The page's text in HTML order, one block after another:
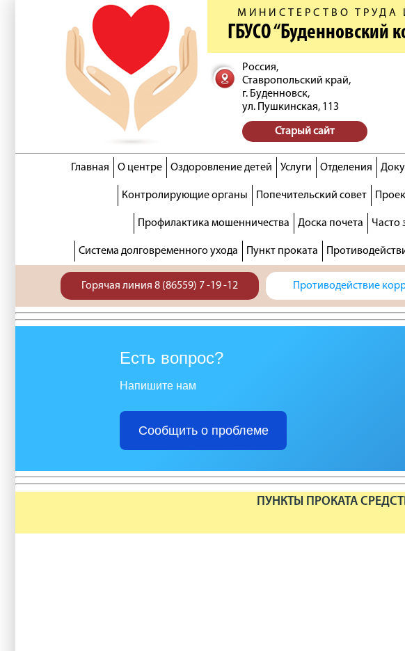
МИНИСТЕРСТВО
ГБУСО “Буденновский
Россия,
Ставропольский край,
г. Буденновск,
ул. Пушкинская, 113
Старый сайт
Главная О центре Оздоровление детей Услуги Отделения
Контролирующие органы Попечительский совет
Профилактика мошенничества Доска почета Часто
Система долговременного ухода Пункт проката
Горячая линия 8 (86559) 7 -19 -12 Противодействие
Есть вопрос?
Напишите нам
Сообщить о проблеме
ПУНКТЫ ПРОКАТА